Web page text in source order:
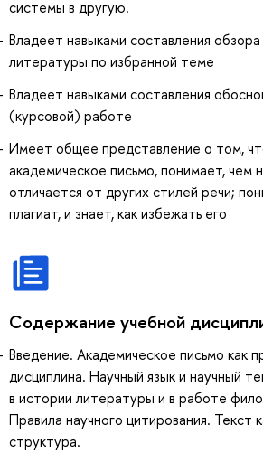
системы в другую.
Владеет навыками составления обзора
литературы по избранной теме
Владеет навыками составления
(курсовой) работе
Имеет общее представление о том,
академическое письмо, понимает, чем
отличается от других стилей речи;
плагиат, и знает, как избежать его
Содержание учебной
Введение. Академическое письмо как
дисциплина. Научный язык и научный
в истории литературы и в работе
Правила научного цитирования. Текст
структура.